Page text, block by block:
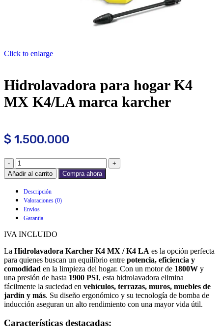
Click to enlarge
Hidrolavadora para hogar K4
MX K4/LA marca karcher
$ 1.500.000
Añadir al carrito Compra ahora
Descripción
Valoraciones (0)
Envios
Garantía
IVA INCLUIDO
La Hidrolavadora Karcher K4 MX / K4 LA es la opción perfecta
para quienes buscan un equilibrio entre potencia, eficiencia y
comodidad en la limpieza del hogar. Con un motor de 1800W y
una presión de hasta 1900 PSI, esta hidrolavadora elimina
fácilmente la suciedad en vehículos, terrazas, muros, muebles de
jardín y más. Su diseño ergonómico y su tecnología de bomba de
inducción aseguran un alto rendimiento con una mayor vida útil.
Características destacadas: